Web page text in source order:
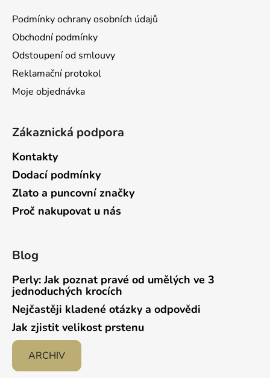
Podmínky ochrany osobních údajů
Obchodní podmínky
Odstoupení od smlouvy
Reklamační protokol
Moje objednávka
Zákaznická podpora
Kontakty
Dodací podmínky
Zlato a puncovní značky
Proč nakupovat u nás
Blog
Perly: Jak poznat pravé od umělých ve 3
jednoduchých krocích
Nejčastěji kladené otázky a odpovědi
Jak zjistit velikost prstenu
ARCHIV